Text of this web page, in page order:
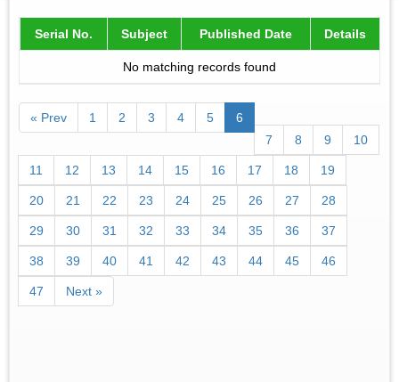
Serial No. Subject Published Date Details
No matching records found
« Prev 1 2 3 4 5
6
7
8 9 10
11 12 13 14 15 16 17 18 19
20 21 22 23 24 25 26 27 28
29 30 31 32 33 34 35 36 37
38 39 40 41 42 43 44 45 46
47 Next »